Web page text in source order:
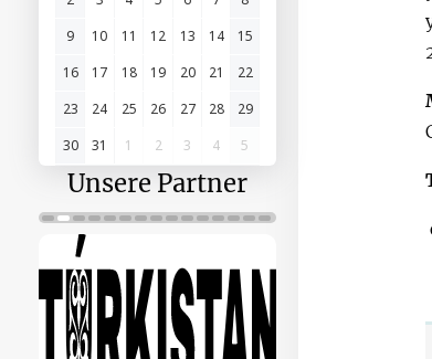
9
10 11 12 13 14
15
16
17 18 19 20 21
22
23
24 25 26 27 28
29
30
31 1 2 3 4 5
Unsere Partner